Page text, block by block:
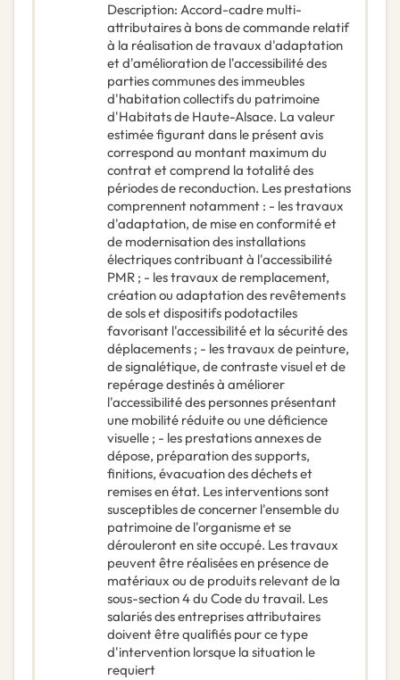
Description: Accord-cadre multi-
attributaires à bons de commande relatif
à la réalisation de travaux d'adaptation
et d'amélioration de l'accessibilité des
parties communes des immeubles
d'habitation collectifs du patrimoine
d'Habitats de Haute-Alsace. La valeur
estimée figurant dans le présent avis
correspond au montant maximum du
contrat et comprend la totalité des
périodes de reconduction. Les prestations
comprennent notamment : - les travaux
d'adaptation, de mise en conformité et
de modernisation des installations
électriques contribuant à l'accessibilité
PMR ; - les travaux de remplacement,
création ou adaptation des revêtements
de sols et dispositifs podotactiles
favorisant l'accessibilité et la sécurité des
déplacements ; - les travaux de peinture,
de signalétique, de contraste visuel et de
repérage destinés à améliorer
l'accessibilité des personnes présentant
une mobilité réduite ou une déficience
visuelle ; - les prestations annexes de
dépose, préparation des supports,
finitions, évacuation des déchets et
remises en état. Les interventions sont
susceptibles de concerner l'ensemble du
patrimoine de l'organisme et se
dérouleront en site occupé. Les travaux
peuvent être réalisées en présence de
matériaux ou de produits relevant de la
sous-section 4 du Code du travail. Les
salariés des entreprises attributaires
doivent être qualifiés pour ce type
d'intervention lorsque la situation le
requiert